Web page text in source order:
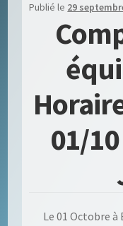
Publié le 29
01/
Le 01 Octobre